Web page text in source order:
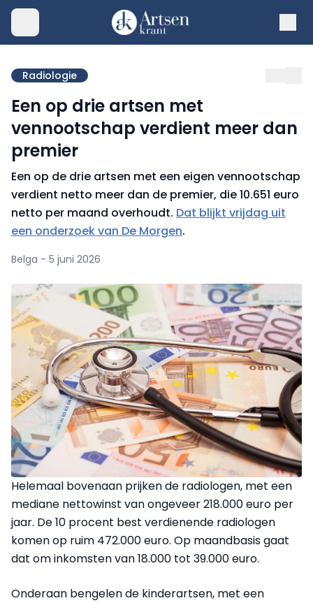
Radiologie
Een op drie artsen met
vennootschap verdient meer dan
premier
Een op de drie artsen met een eigen vennootschap
verdient netto meer dan de premier, die 10.651 euro
netto per maand overhoudt. Dat blijkt vrijdag uit
een onderzoek van De Morgen.
Belga - 5 juni 2026
Helemaal bovenaan prijken de radiologen, met een
mediane nettowinst van ongeveer 218.000 euro per
jaar. De 10 procent best verdienende radiologen
komen op ruim 472.000 euro. Op maandbasis gaat
dat om inkomsten van 18.000 tot 39.000 euro.
Onderaan bengelen de kinderartsen, met een